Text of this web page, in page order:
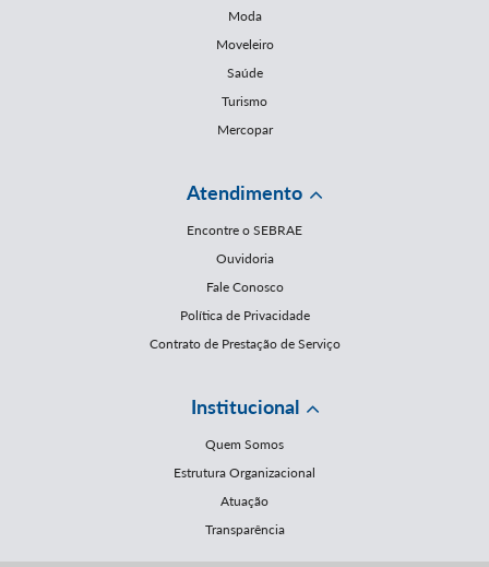
Moda
Moveleiro
Saúde
Turismo
Mercopar
Atendimento
Encontre o SEBRAE
Ouvidoria
Fale Conosco
Política de Privacidade
Contrato de Prestação de Serviço
Institucional
Quem Somos
Estrutura Organizacional
Atuação
Transparência